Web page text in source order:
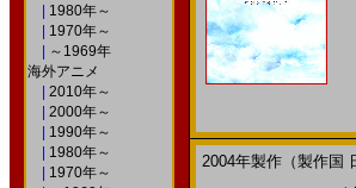
1980年～
1970年～
～1969年
海外アニメ
2010年～
2000年～
1990年～
1980年～
1970年～
2004年製作（製作国